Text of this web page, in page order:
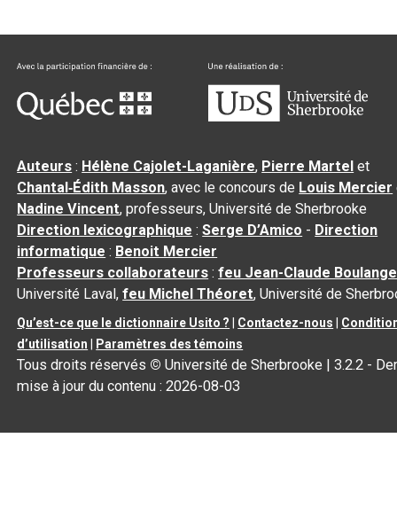
Auteurs : Hélène Cajolet-Laganière, Pierre Martel et
Chantal‑Édith Masson, avec le concours de Louis Mercier
Nadine Vincent, professeurs, Université de Sherbrooke
Direction lexicographique :Serge D’Amico - Direction
informatique : Benoit Mercier
Professeurs collaborateurs :feu Jean-Claude
Université Laval,feu Michel Théoret, Université de
Qu’est-ce que le dictionnaire Usito ? Contactez-nous
d’utilisation
Paramètres des témoins
Tous droits réservés © Université de Sherbrooke |3.2.2 -
mise à jour du contenu :2026-08-03